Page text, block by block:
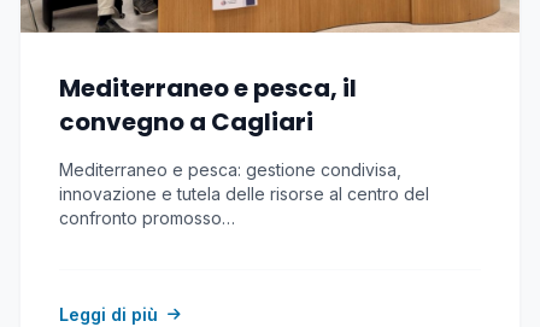
Mediterraneo e pesca, il
convegno a Cagliari
Mediterraneo e pesca: gestione condivisa,
innovazione e tutela delle risorse al centro del
confronto promosso…
Leggi di più